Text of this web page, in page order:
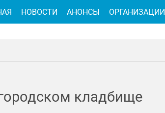
кладбище
НОВОСТИ АНОНСЫ ОРГАНИЗАЦИИ